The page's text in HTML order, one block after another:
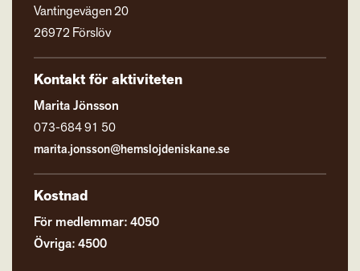
Vantingevägen 20
26972 Förslöv
Kontakt för aktiviteten
Marita Jönsson
073-684 91 50
marita.jonsson@hemslojdeniskane.se
Kostnad
För medlemmar: 4050
Övriga: 4500